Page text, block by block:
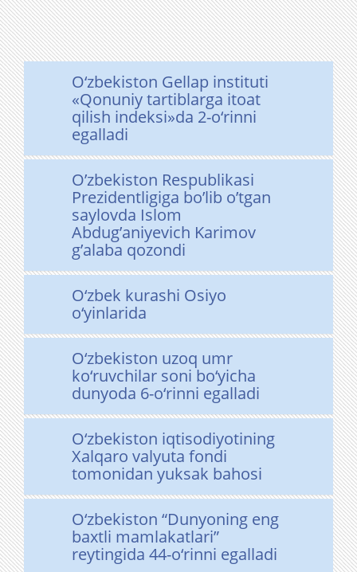
O‘zbekiston Gellap instituti
«Qonuniy tartiblarga itoat
qilish indeksi»da 2-o‘rinni
egalladi
O’zbekiston Respublikasi
Prezidentligiga bo’lib o’tgan
saylovda Islom
Abdug’aniyevich Karimov
g’alaba qozondi
O‘zbek kurashi Osiyo
o‘yinlarida
O‘zbekiston uzoq umr
ko‘ruvchilar soni bo‘yicha
dunyoda 6-o‘rinni egalladi
O‘zbekiston iqtisodiyotining
Xalqaro valyuta fondi
tomonidan yuksak bahosi
O‘zbekiston “Dunyoning eng
baxtli mamlakatlari”
reytingida 44-o‘rinni egalladi